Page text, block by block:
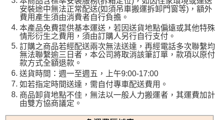
安裝途中無法正常配送(如須吊車搬運拆卸門窗等)，額外
費用產生須由消費者自行負擔。
本產品免費提供基本運送，若因送貨地點偏遠或其他特殊
情形衍生之費用，須由訂購人另行自行支付。
訂購之商品若經配送兩次無法送達，再經電話多次聯繫均
無法聯繫逾三日者，本公司將取消該筆訂單，款項以原付
款方式全額退款。
送貨時間：週一至週五，上午9:00-17:00
如若指定時間送達，需自付專車配送費用。
商品卸貨地點不佳，無法以一般人力搬運者，其運費加計
由雙方協商議定。